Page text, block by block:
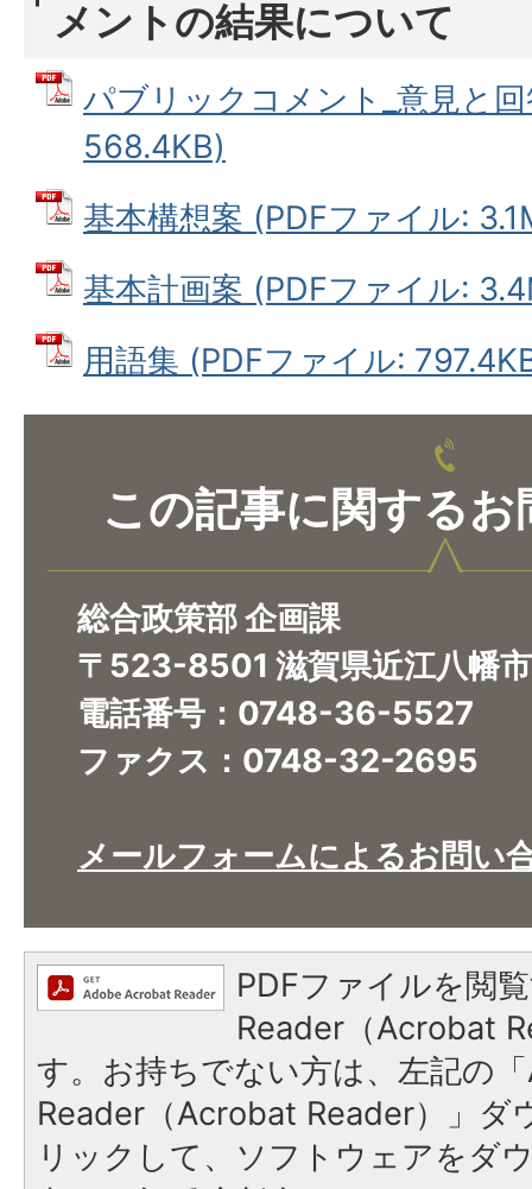
メントの結果について
パブリックコメント_意見と
568.4KB)
基本構想案 (PDFファイル:
基本計画案 (PDFファイル:
用語集 (PDFファイル:
この記事に関するお
総合政策部 企画課
〒523-8501 滋賀県近江八幡
電話番号：0748-36-5527
ファクス：0748-32-2695
メールフォームによるお問い
PDFファイルを閲
Reader（Acrobat
す。お持ちでない方は、左記の
Reader（Acrobat Reader）」ダ
リックして、ソフトウェアをダ